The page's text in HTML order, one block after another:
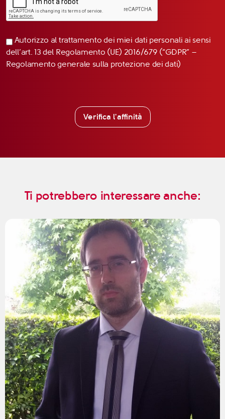
Autorizzo al trattamento dei miei dati personali ai sensi
dell’art. 13 del Regolamento (UE) 2016/679 (“GDPR” –
Regolamento generale sulla protezione dei dati)
Verifica l'affinità
Ti potrebbero interessare anche: